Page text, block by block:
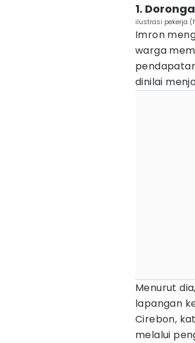
1.
ilustrasi pekerja
Imron
warga
dinilai
Menurut
lapangan
Cirebon,
melalui